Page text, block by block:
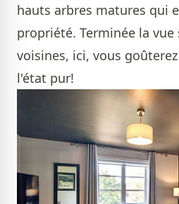
hauts arbres matures qui
propriété. Terminée la vue
voisines, ici, vous
l'état pur!